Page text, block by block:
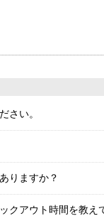
さい。
りますか？
クアウト時間を教え